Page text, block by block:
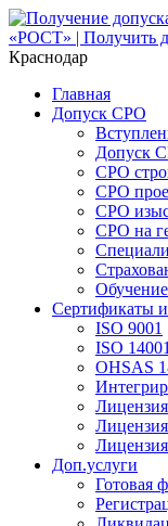
Краснодар
Главная
Допуск СРО
Допуск
СРО
СРО
СРО
СРО на
Обучение
Сертификаты
ISO 9001
ISO 14001
OHSAS
Доп.услуги
Готовая